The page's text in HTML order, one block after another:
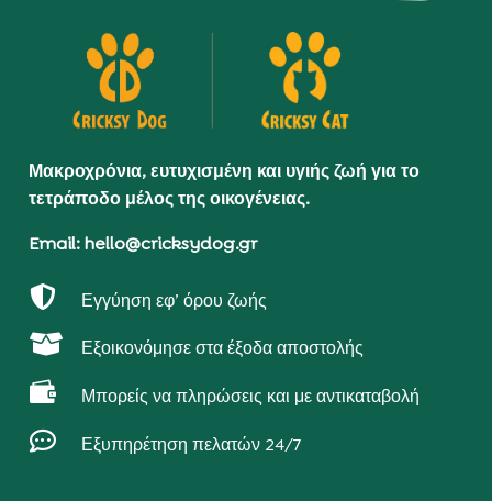
Μακροχρόνια, ευτυχισμένη και υγιής ζωή για το
τετράποδο μέλος της οικογένειας.
Email: hello@cricksydog.gr
 Εγγύηση εφ’ όρου ζωής
 Εξοικονόμησε στα έξοδα αποστολής
 Μπορείς να πληρώσεις και με αντικαταβολή
 Εξυπηρέτηση πελατών 24/7